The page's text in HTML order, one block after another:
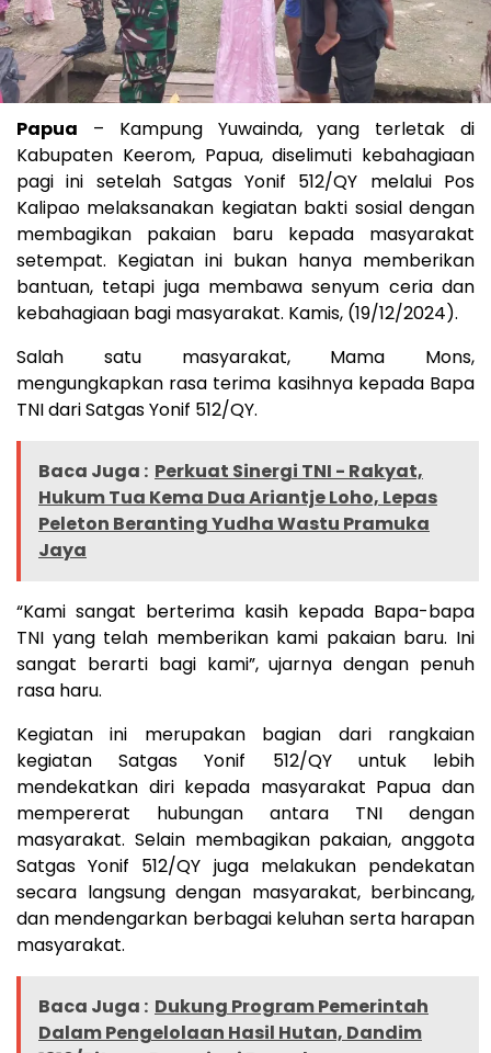
Papua – Kampung Yuwainda, yang terletak di
Kabupaten Keerom, Papua, diselimuti kebahagiaan
pagi ini setelah Satgas Yonif 512/QY melalui Pos
Kalipao melaksanakan kegiatan bakti sosial dengan
membagikan pakaian baru kepada masyarakat
setempat. Kegiatan ini bukan hanya memberikan
bantuan, tetapi juga membawa senyum ceria dan
kebahagiaan bagi masyarakat. Kamis, (19/12/2024).
Salah satu masyarakat, Mama Mons,
mengungkapkan rasa terima kasihnya kepada Bapa
TNI dari Satgas Yonif 512/QY.
Baca Juga : Perkuat Sinergi TNI - Rakyat,
Hukum Tua Kema Dua Ariantje Loho, Lepas
Peleton Beranting Yudha Wastu Pramuka
Jaya
“Kami sangat berterima kasih kepada Bapa-bapa
TNI yang telah memberikan kami pakaian baru. Ini
sangat berarti bagi kami”, ujarnya dengan penuh
rasa haru.
Kegiatan ini merupakan bagian dari rangkaian
kegiatan Satgas Yonif 512/QY untuk lebih
mendekatkan diri kepada masyarakat Papua dan
mempererat hubungan antara TNI dengan
masyarakat. Selain membagikan pakaian, anggota
Satgas Yonif 512/QY juga melakukan pendekatan
secara langsung dengan masyarakat, berbincang,
dan mendengarkan berbagai keluhan serta harapan
masyarakat.
Baca Juga : Dukung Program Pemerintah
Dalam Pengelolaan Hasil Hutan, Dandim